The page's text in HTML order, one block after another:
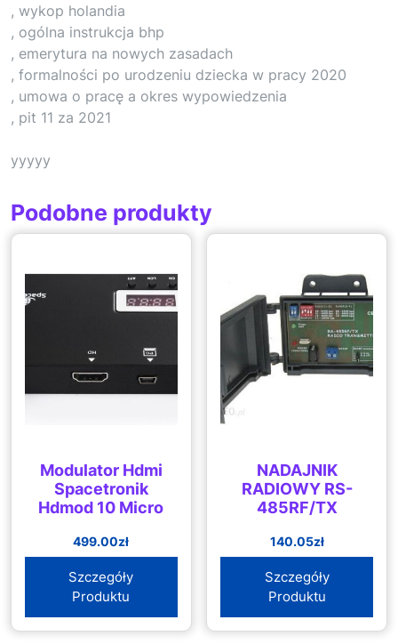
, wykop holandia
, ogólna instrukcja bhp
, emerytura na nowych zasadach
, formalności po urodzeniu dziecka w pracy 2020
, umowa o pracę a okres wypowiedzenia
, pit 11 za 2021
yyyyy
Podobne produkty
Modulator Hdmi
Spacetronik
Hdmod 10 Micro
499.00zł
Szczegóły
Produktu
NADAJNIK
RADIOWY RS-
485RF/TX
140.05zł
Szczegóły
Produktu